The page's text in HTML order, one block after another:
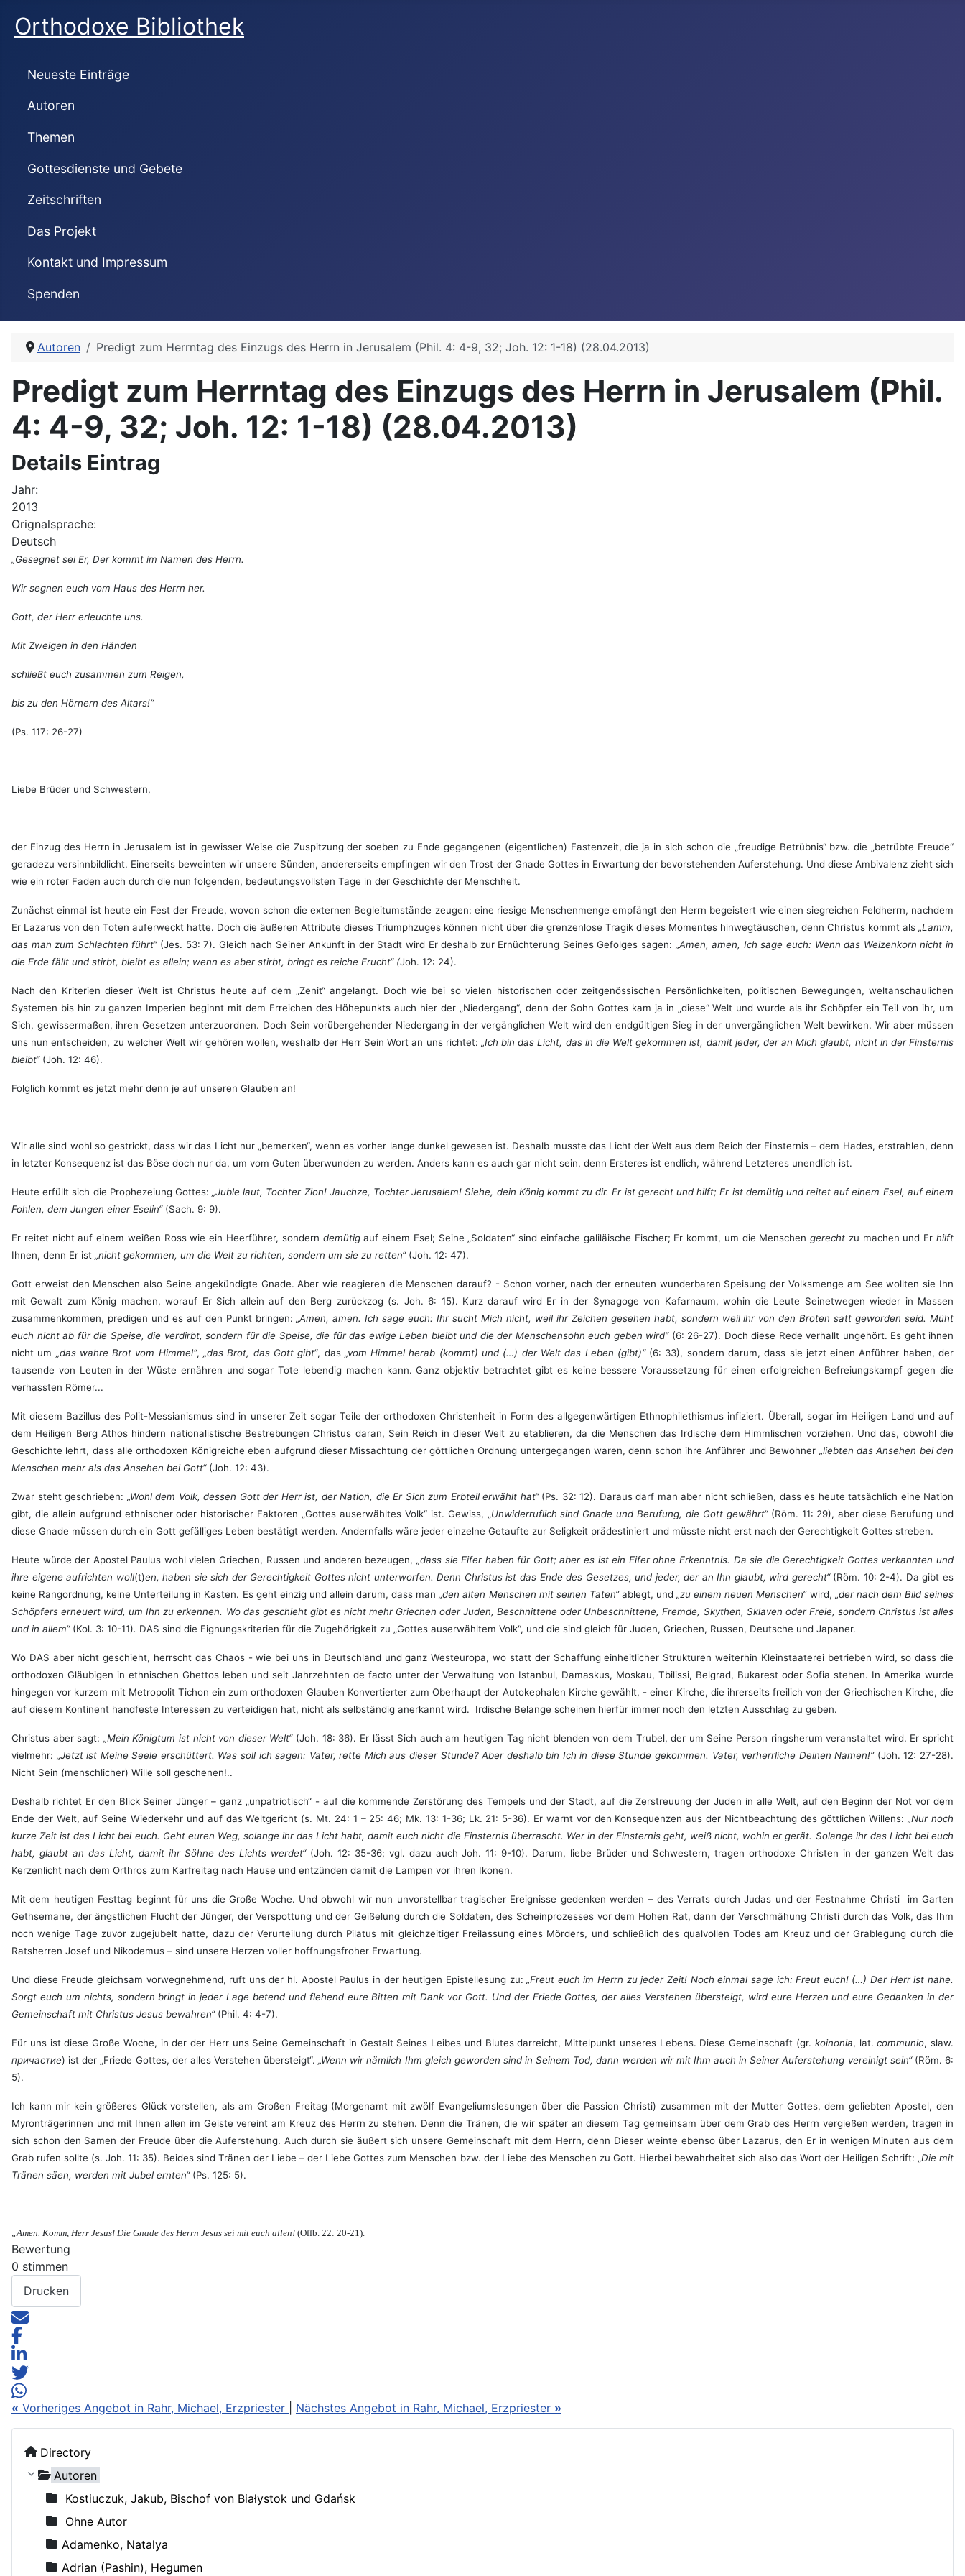
Orthodoxe Bibliothek
Neueste Einträge
Autoren
Themen
Gottesdienste und Gebete
Zeitschriften
Das Projekt
Kontakt und Impressum
Spenden
Directory
Autoren
Kostiuczuk, Jakub, Bischof von Białystok und Gdańsk
Ohne Autor
Adamenko, Natalya
Adrian (Pashin), Hegumen
Autoren Predigt zum Herrntag des Einzugs des Herrn in Jerusalem (Phil. 4: 4-9, 32; Joh. 12: 1-18) (28.04.2013)
Predigt zum Herrntag des Einzugs des Herrn in Jerusalem (Phil.
4: 4-9, 32; Joh. 12: 1-18) (28.04.2013)
Details Eintrag
Jahr:
2013
Orignalsprache:
Deutsch
„Gesegnet sei Er, Der kommt im Namen des Herrn.
Wir segnen euch vom Haus des Herrn her.
Gott, der Herr erleuchte uns.
Mit Zweigen in den Händen
schließt euch zusammen zum Reigen,
bis zu den Hörnern des Altars!“
(Ps. 117: 26-27)
Liebe Brüder und Schwestern,
der Einzug des Herrn in Jerusalem ist in gewisser Weise die Zuspitzung der soeben zu Ende gegangenen (eigentlichen) Fastenzeit, die ja in sich schon die „freudige Betrübnis“ bzw. die „betrübte Freude“
geradezu versinnbildlicht. Einerseits beweinten wir unsere Sünden, andererseits empfingen wir den Trost der Gnade Gottes in Erwartung der bevorstehenden Auferstehung. Und diese Ambivalenz zieht sich
wie ein roter Faden auch durch die nun folgenden, bedeutungsvollsten Tage in der Geschichte der Menschheit.
Zunächst einmal ist heute ein Fest der Freude, wovon schon die externen Begleitumstände zeugen: eine riesige Menschenmenge empfängt den Herrn begeistert wie einen siegreichen Feldherrn, nachdem
Er Lazarus von den Toten auferweckt hatte. Doch die äußeren Attribute dieses Triumphzuges können nicht über die grenzenlose Tragik dieses Momentes hinwegtäuschen, denn Christus kommt als „Lamm,
das man zum Schlachten führt“ (Jes. 53: 7). Gleich nach Seiner Ankunft in der Stadt wird Er deshalb zur Ernüchterung Seines Gefolges sagen: „Amen, amen, Ich sage euch: Wenn das Weizenkorn nicht in
die Erde fällt und stirbt, bleibt es allein; wenn es aber stirbt, bringt es reiche Frucht“ (Joh. 12: 24).
Nach den Kriterien dieser Welt ist Christus heute auf dem „Zenit“ angelangt. Doch wie bei so vielen historischen oder zeitgenössischen Persönlichkeiten, politischen Bewegungen, weltanschaulichen
Systemen bis hin zu ganzen Imperien beginnt mit dem Erreichen des Höhepunkts auch hier der „Niedergang“, denn der Sohn Gottes kam ja in „diese“ Welt und wurde als ihr Schöpfer ein Teil von ihr, um
Sich, gewissermaßen, ihren Gesetzen unterzuordnen. Doch Sein vorübergehender Niedergang in der vergänglichen Welt wird den endgültigen Sieg in der unvergänglichen Welt bewirken. Wir aber müssen
uns nun entscheiden, zu welcher Welt wir gehören wollen, weshalb der Herr Sein Wort an uns richtet: „Ich bin das Licht, das in die Welt gekommen ist, damit jeder, der an Mich glaubt, nicht in der Finsternis
bleibt“ (Joh. 12: 46).
Folglich kommt es jetzt mehr denn je auf unseren Glauben an!
Wir alle sind wohl so gestrickt, dass wir das Licht nur „bemerken“, wenn es vorher lange dunkel gewesen ist. Deshalb musste das Licht der Welt aus dem Reich der Finsternis – dem Hades, erstrahlen, denn
in letzter Konsequenz ist das Böse doch nur da, um vom Guten überwunden zu werden. Anders kann es auch gar nicht sein, denn Ersteres ist endlich, während Letzteres unendlich ist.
Heute erfüllt sich die Prophezeiung Gottes: „Juble laut, Tochter Zion! Jauchze, Tochter Jerusalem! Siehe, dein König kommt zu dir. Er ist gerecht und hilft; Er ist demütig und reitet auf einem Esel, auf einem
Fohlen, dem Jungen einer Eselin“ (Sach. 9: 9).
Er reitet nicht auf einem weißen Ross wie ein Heerführer, sondern demütigauf einem Esel; Seine „Soldaten“ sind einfache galiläische Fischer; Er kommt, um die Menschengerecht zu machen und Erhilft
Ihnen, denn Er ist „nicht gekommen, um die Welt zu richten, sondern um sie zu retten“ (Joh. 12: 47).
Gott erweist den Menschen also Seine angekündigte Gnade. Aber wie reagieren die Menschen darauf? - Schon vorher, nach der erneuten wunderbaren Speisung der Volksmenge am See wollten sie Ihn
mit Gewalt zum König machen, worauf Er Sich allein auf den Berg zurückzog (s. Joh. 6: 15). Kurz darauf wird Er in der Synagoge von Kafarnaum, wohin die Leute Seinetwegen wieder in Massen
zusammenkommen, predigen und es auf den Punkt bringen: „Amen, amen. Ich sage euch: Ihr sucht Mich nicht, weil ihr Zeichen gesehen habt, sondern weil ihr von den Broten satt geworden seid. Müht
euch nicht ab für die Speise, die verdirbt, sondern für die Speise, die für das ewige Leben bleibt und die der Menschensohn euch geben wird“ (6: 26-27). Doch diese Rede verhallt ungehört. Es geht ihnen
nicht um „das wahre Brot vom Himmel“, „das Brot, das Gott gibt“, das „vom Himmel herab (kommt) und (…) der Welt das Leben (gibt)“ (6: 33), sondern darum, dass sie jetzt einen Anführer haben, der
tausende von Leuten in der Wüste ernähren und sogar Tote lebendig machen kann. Ganz objektiv betrachtet gibt es keine bessere Voraussetzung für einen erfolgreichen Befreiungskampf gegen die
verhassten Römer...
Mit diesem Bazillus des Polit-Messianismus sind in unserer Zeit sogar Teile der orthodoxen Christenheit in Form des allgegenwärtigen Ethnophilethismus infiziert. Überall, sogar im Heiligen Land und auf
dem Heiligen Berg Athos hindern nationalistische Bestrebungen Christus daran, Sein Reich in dieser Welt zu etablieren, da die Menschen das Irdische dem Himmlischen vorziehen. Und das, obwohl die
Geschichte lehrt, dass alle orthodoxen Königreiche eben aufgrund dieser Missachtung der göttlichen Ordnung untergegangen waren, denn schon ihre Anführer und Bewohner „liebten das Ansehen bei den
Menschen mehr als das Ansehen bei Gott“ (Joh. 12: 43).
Zwar steht geschrieben: „Wohl dem Volk, dessen Gott der Herr ist, der Nation, die Er Sich zum Erbteil erwählt hat“ (Ps. 32: 12). Daraus darf man aber nicht schließen, dass es heute tatsächlich eine Nation
gibt, die allein aufgrund ethnischer oder historischer Faktoren „Gottes auserwähltes Volk“ ist. Gewiss, „Unwiderruflich sind Gnade und Berufung, die Gott gewährt“ (Röm. 11: 29), aber diese Berufung und
diese Gnade müssen durch ein Gott gefälliges Leben bestätigt werden. Andernfalls wäre jeder einzelne Getaufte zur Seligkeit prädestiniert und müsste nicht erst nach der Gerechtigkeit Gottes streben.
Heute würde der Apostel Paulus wohl vielen Griechen, Russen und anderen bezeugen, „dass sie Eifer haben für Gott; aber es ist ein Eifer ohne Erkenntnis. Da sie die Gerechtigkeit Gottes verkannten und
ihre eigene aufrichten woll(t)en, haben sie sich der Gerechtigkeit Gottes nicht unterworfen. Denn Christus ist das Ende des Gesetzes, und jeder, der an Ihn glaubt, wird gerecht“(Röm. 10: 2-4). Da gibt es
keine Rangordnung, keine Unterteilung in Kasten. Es geht einzig und allein darum, dass man „den alten Menschen mit seinen Taten“ablegt, und „zu einem neuen Menschen“wird, „der nach dem Bild seines
Schöpfers erneuert wird, um Ihn zu erkennen. Wo das geschieht gibt es nicht mehr Griechen oder Juden, Beschnittene oder Unbeschnittene, Fremde, Skythen, Sklaven oder Freie, sondern Christus ist alles
und in allem“ (Kol. 3: 10-11). DAS sind die Eignungskriterien für die Zugehörigkeit zu „Gottes auserwähltem Volk“, und die sind gleich für Juden, Griechen, Russen, Deutsche und Japaner.
Wo DAS aber nicht geschieht, herrscht das Chaos - wie bei uns in Deutschland und ganz Westeuropa, wo statt der Schaffung einheitlicher Strukturen weiterhin Kleinstaaterei betrieben wird, so dass die
orthodoxen Gläubigen in ethnischen Ghettos leben und seit Jahrzehnten de facto unter der Verwaltung von Istanbul, Damaskus, Moskau, Tbilissi, Belgrad, Bukarest oder Sofia stehen. In Amerika wurde
hingegen vor kurzem mit Metropolit Tichon ein zum orthodoxen Glauben Konvertierter zum Oberhaupt der Autokephalen Kirche gewählt, - einer Kirche, die ihrerseits freilich von der Griechischen Kirche, die
auf diesem Kontinent handfeste Interessen zu verteidigen hat, nicht als selbständig anerkannt wird. Irdische Belange scheinen hierfür immer noch den letzten Ausschlag zu geben.
Christus aber sagt: „Mein Königtum ist nicht von dieser Welt“ (Joh. 18: 36). Er lässt Sich auch am heutigen Tag nicht blenden von dem Trubel, der um Seine Person ringsherum veranstaltet wird. Er spricht
vielmehr: „Jetzt ist Meine Seele erschüttert. Was soll ich sagen: Vater, rette Mich aus dieser Stunde? Aber deshalb bin Ich in diese Stunde gekommen. Vater, verherrliche Deinen Namen!“ (Joh. 12: 27-28).
Nicht Sein (menschlicher) Wille soll geschenen!..
Deshalb richtet Er den Blick Seiner Jünger – ganz „unpatriotisch“ - auf die kommende Zerstörung des Tempels und der Stadt, auf die Zerstreuung der Juden in alle Welt, auf den Beginn der Not vor dem
Ende der Welt, auf Seine Wiederkehr und auf das Weltgericht (s. Mt. 24: 1 – 25: 46; Mk. 13: 1-36; Lk. 21: 5-36). Er warnt vor den Konsequenzen aus der Nichtbeachtung des göttlichen Willens: „Nur noch
kurze Zeit ist das Licht bei euch. Geht euren Weg, solange ihr das Licht habt, damit euch nicht die Finsternis überrascht. Wer in der Finsternis geht, weiß nicht, wohin er gerät. Solange ihr das Licht bei euch
habt, glaubt an das Licht, damit ihr Söhne des Lichts werdet“ (Joh. 12: 35-36; vgl. dazu auch Joh. 11: 9-10). Darum, liebe Brüder und Schwestern, tragen orthodoxe Christen in der ganzen Welt das
Kerzenlicht nach dem Orthros zum Karfreitag nach Hause und entzünden damit die Lampen vor ihren Ikonen.
Mit dem heutigen Festtag beginnt für uns die Große Woche. Und obwohl wir nun unvorstellbar tragischer Ereignisse gedenken werden – des Verrats durch Judas und der Festnahme Christi im Garten
Gethsemane, der ängstlichen Flucht der Jünger, der Verspottung und der Geißelung durch die Soldaten, des Scheinprozesses vor dem Hohen Rat, dann der Verschmähung Christi durch das Volk, das Ihm
noch wenige Tage zuvor zugejubelt hatte, dazu der Verurteilung durch Pilatus mit gleichzeitiger Freilassung eines Mörders, und schließlich des qualvollen Todes am Kreuz und der Grablegung durch die
Ratsherren Josef und Nikodemus – sind unsere Herzen voller hoffnungsfroher Erwartung.
Und diese Freude gleichsam vorwegnehmend, ruft uns der hl. Apostel Paulus in der heutigen Epistellesung zu: „Freut euch im Herrn zu jeder Zeit! Noch einmal sage ich: Freut euch! (…) Der Herr ist nahe.
Sorgt euch um nichts, sondern bringt in jeder Lage betend und flehend eure Bitten mit Dank vor Gott. Und der Friede Gottes, der alles Verstehen übersteigt, wird eure Herzen und eure Gedanken in der
Gemeinschaft mit Christus Jesus bewahren“ (Phil. 4: 4-7).
Für uns ist diese Große Woche, in der der Herr uns Seine Gemeinschaft in Gestalt Seines Leibes und Blutes darreicht, Mittelpunkt unseres Lebens. Diese Gemeinschaft (gr. koinonia, lat.сommunio, slaw.
причастие) ist der „Friede Gottes, der alles Verstehen übersteigt“. „Wenn wir nämlich Ihm gleich geworden sind in Seinem Tod, dann werden wir mit Ihm auch in Seiner Auferstehung vereinigt sein“ (Röm. 6:
5).
Ich kann mir kein größeres Glück vorstellen, als am Großen Freitag (Morgenamt mit zwölf Evangeliumslesungen über die Passion Christi) zusammen mit der Mutter Gottes, dem geliebten Apostel, den
Myronträgerinnen und mit Ihnen allen im Geiste vereint am Kreuz des Herrn zu stehen. Denn die Tränen, die wir später an diesem Tag gemeinsam über dem Grab des Herrn vergießen werden, tragen in
sich schon den Samen der Freude über die Auferstehung. Auch durch sie äußert sich unsere Gemeinschaft mit dem Herrn, denn Dieser weinte ebenso über Lazarus, den Er in wenigen Minuten aus dem
Grab rufen sollte (s. Joh. 11: 35). Beides sind Tränen der Liebe – der Liebe Gottes zum Menschen bzw. der Liebe des Menschen zu Gott. Hierbei bewahrheitet sich also das Wort der Heiligen Schrift: „Die mit
Tränen säen, werden mit Jubel ernten“ (Ps. 125: 5).
„Amen. Komm, Herr Jesus! Die Gnade des Herrn Jesus sei mit euch allen! (Offb. 22: 20-21).
Bewertung
0 stimmen
Drucken
« Vorheriges Angebot in Rahr, Michael, Erzpriester Nächstes Angebot in Rahr, Michael, Erzpriester »